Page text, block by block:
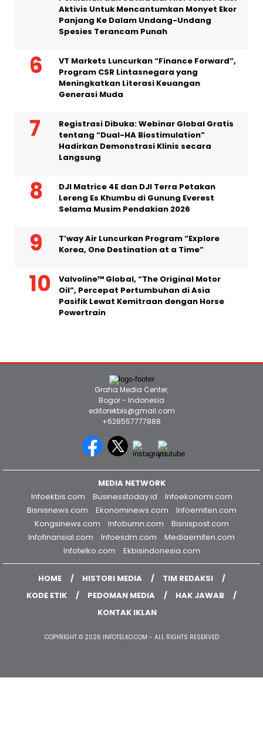
NABR: Untuk Kedua Kalinya, Dinas
Perikanan dan Satwa Liar A.S. Tolak Petisi
Aktivis Untuk Mencantumkan Monyet Ekor
Spesies Terancam Punah
VT Markets Luncurkan “Finance Forward”,
Program CSR Lintasnegara yang
Generasi Muda
Registrasi Dibuka: Webinar Global Gratis
tentang “Dual-HA Biostimulation”
Langsung
DJI Matrice 4E dan DJI Terra Petakan
Selama Musim Pendakian 2026
Korea, One Destination at a Time”
Valvoline™ Global, “The Original Motor
Oil”, Percepat Pertumbuhan di Asia
Graha Media Center,
Bogor - Indonesia
editorekbis@gmail.com
+628557777888
MEDIA NETWORK
Infoekbis.com
Businesstoday.id
Infoekonomi.com
Bisnisnews.com
Ekonominews.com
Infoemiten.com
Kongsinews.com
Infobumn.com
Bisnispost.com
Infofinansial.com
Infoesdm.com
Mediaemiten.com
Infotelko.com
Ekbisindonesia.com
TIM REDAKSI
KONTAK IKLAN